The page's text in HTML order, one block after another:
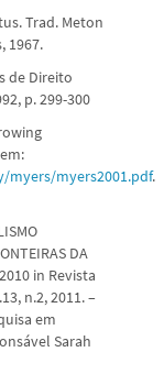
Trad. Meton
1967.
de Direito
p. 299-300
myers2001.pdf.
DA
in Revista
n.2, 2011. –
em
Sarah